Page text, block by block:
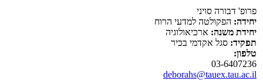
פרופ' דבורה סויני
יחידה: הפקולטה למדעי הרוח
יחידת משנה: ארכיאולוגיה
תפקיד: סגל אקדמי בכיר
טלפון:
03-6407236
deborahs@tauex.tau.ac.il